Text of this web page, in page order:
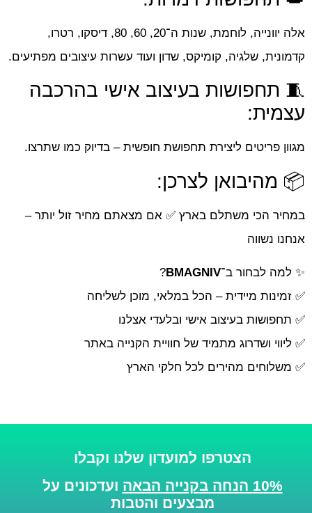
אלה יוונייה, לוחמת, שנות ה־20, 60, 80, דיסקו, רטרו,
קדמונית, שלגיה, קומיקס, שדון ועוד עשרות עיצובים מפתיעים.
🧵 תחפושות בעיצוב אישי בהרכבה
עצמית:
מגוון פריטים ליצירת תחפושת חופשית – בדיוק כמו שתרצו.
📦 מהיבואן לצרכן:
במחיר הכי משתלם בארץ ✅ אם מצאתם מחיר זול יותר –
אנחנו נשווה
✨ למה לבחור ב־BMAGNIV
?
✅ זמינות מיידית – הכל במלאי, מוכן לשליחה
✅ תחפושות בעיצוב אישי ובלעדי אצלנו
✅ ליווי ושדרוג מתמיד של חוויית הקנייה באתר
✅ משלוחים מהירים לכל חלקי הארץ
הצטרפו למועדון שלנו וקבלו
10% הנחה בקנייה הבאה
ועדכונים על
מבצעים והטבות